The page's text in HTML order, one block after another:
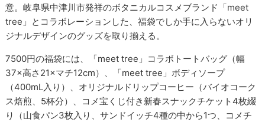
意。岐阜県中津川市発祥のボタニカルコスメブランド「meet
tree」とコラボレーションした、福袋でしか手に入らないオリ
ジナルデザインのグッズを取り揃える。
7500円の福袋には、「meet tree」コラボトートバッグ（幅
37×高さ21×マチ12cm）、「meet tree」ボディソープ
（400mL入り）、オリジナルドリップコーヒー（バイオコーク
ス焙煎、5杯分）、コメ宝くじ付き新春スナックチケット4枚綴
り（山食パン3枚入り、サンドイッチ4種の中から1つ、コメチ